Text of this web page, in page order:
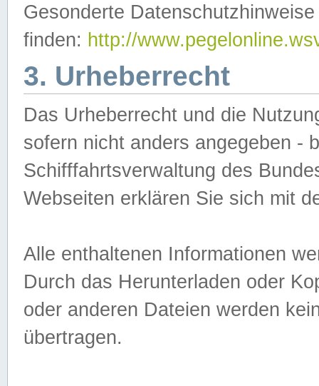
Gesonderte
finden: http://
3. Urheberrecht
Das Urheberrecht und die
sofern nicht anders angegeben -
Schifffahrtsverwaltung des
Webseiten erklären Sie sich mit
Alle enthaltenen Informationen
Durch das Herunterladen oder
oder anderen Dateien werden
übertragen.